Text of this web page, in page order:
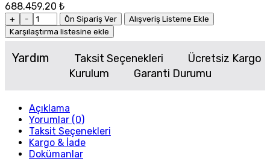
688.459,20 ₺
+ - Ön Sipariş Ver
Alışveriş Listeme Ekle
Karşılaştırma listesine ekle
Yardım Taksit Seçenekleri
Ücretsiz Kargo
Kurulum
Garanti Durumu
Açıklama
Yorumlar (0)
Taksit Seçenekleri
Kargo & İade
Dokümanlar